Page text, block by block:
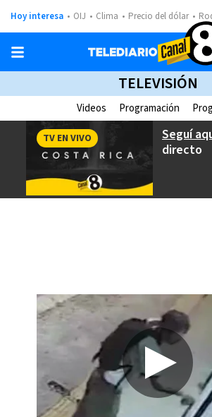
Hoy interesa OIJ Clima Precio del dólar
TELEVISIÓN
Videos Programación
Seguí
directo
TV EN VIVO